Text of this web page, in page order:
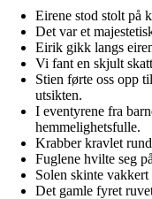
Eirene stod stolt på
Det var et
Eirik gikk langs
Vi fant en skjult
Stien førte oss opp
utsikten.
I eventyrene fra
hemmelighetsfulle.
Krabber kravlet
Fuglene hvilte seg
Solen skinte
Det gamle fyret